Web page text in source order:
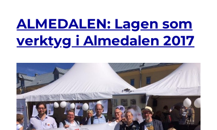
the
Law
as
Tool
for
Social
Change
May
28-
31
ALMEDALEN: Lagen som
verktyg i Almedalen 2017